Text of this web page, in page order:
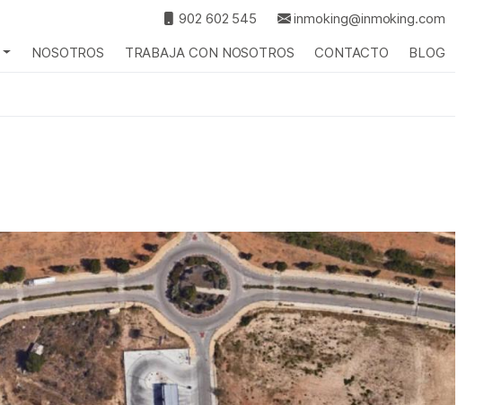
902 602 545
inmoking@inmoking.com
NOSOTROS TRABAJA CON NOSOTROS CONTACTO BLOG